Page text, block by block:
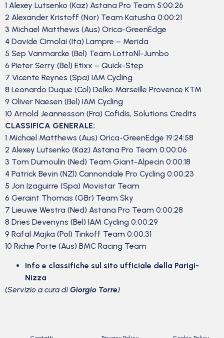
1 Alexey Lutsenko (Kaz) Astana Pro Team 5:00:26
2 Alexander Kristoff (Nor) Team Katusha 0:00:21
3 Michael Matthews (Aus) Orica-GreenEdge
4 Davide Cimolai (Ita) Lampre – Merida
5 Sep Vanmarcke (Bel) Team LottoNl-Jumbo
6 Pieter Serry (Bel) Etixx – Quick-Step
7 Vicente Reynes (Spa) IAM Cycling
8 Leonardo Duque (Col) Delko Marseille Provence KTM
9 Oliver Naesen (Bel) IAM Cycling
10 Arnold Jeannesson (Fra) Cofidis, Solutions Credits
CLASSIFICA GENERALE:
1 Michael Matthews (Aus) Orica-GreenEdge 19:24:58
2 Alexey Lutsenko (Kaz) Astana Pro Team 0:00:06
3 Tom Dumoulin (Ned) Team Giant-Alpecin 0:00:18
4 Patrick Bevin (NZl) Cannondale Pro Cycling 0:00:23
5 Jon Izaguirre (Spa) Movistar Team
6 Geraint Thomas (GBr) Team Sky
7 Lieuwe Westra (Ned) Astana Pro Team 0:00:28
8 Dries Devenyns (Bel) IAM Cycling 0:00:29
9 Rafal Majka (Pol) Tinkoff Team 0:00:31
10 Richie Porte (Aus) BMC Racing Team
Info e classifiche sul sito ufficiale della Parigi-
Nizza
(Servizio a cura di Giorgio Torre)